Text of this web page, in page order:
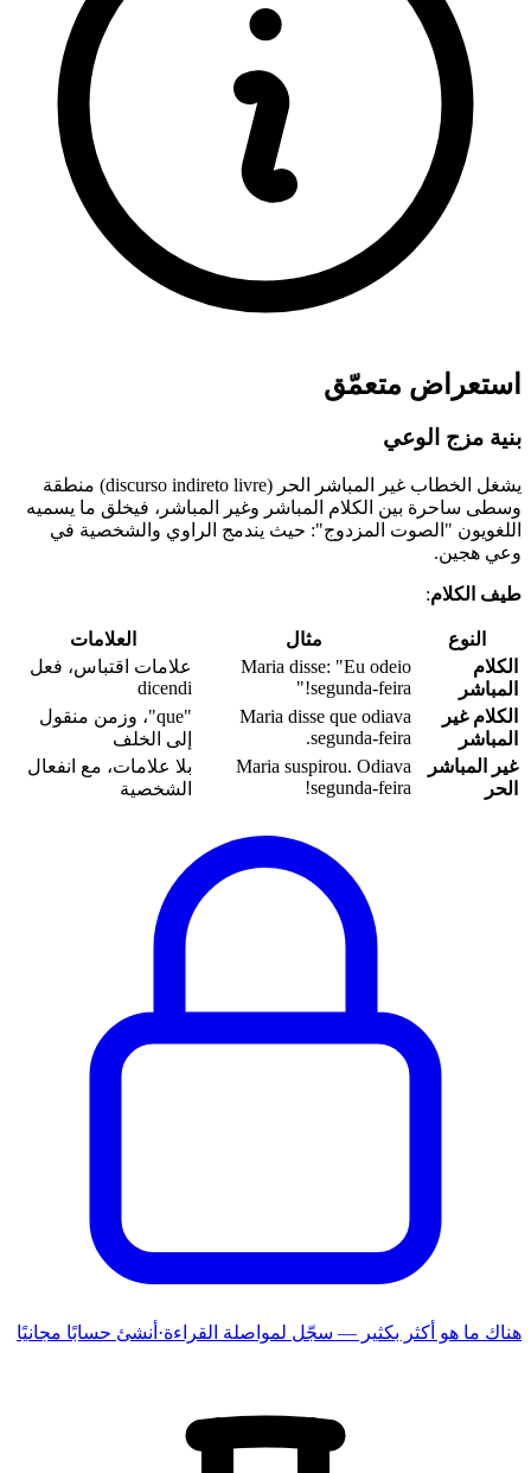
استعراض متعمّق
بنية مزج الوعي
يشغل الخطاب غير المباشر الحر (discurso indireto livre) منطقة
وسطى ساحرة بين الكلام المباشر وغير المباشر، فيخلق ما يسميه
اللغويون "الصوت المزدوج": حيث يندمج الراوي والشخصية في
وعي هجين.
طيف الكلام:
النوع مثال
العلامات
الكلام
المباشر
Maria disse: "Eu odeio
segunda-feira!"
علامات اقتباس، فعل
dicendi
الكلام غير
المباشر
Maria disse que odiava
segunda-feira.
"que"، وزمن منقول
إلى الخلف
غير المباشر
الحر
Maria suspirou. Odiava
segunda-feira!
بلا علامات، مع انفعال
الشخصية
هناك ما هو أكثر بكثير — سجّل لمواصلة القراءة· أنشئ حسابًا مجانيًا